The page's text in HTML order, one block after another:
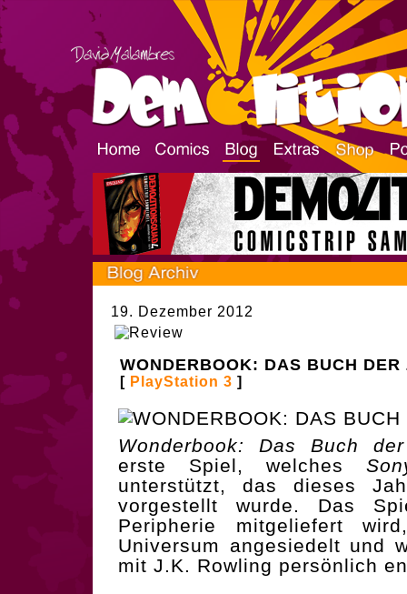
19. Dezember 2012
WONDERBOOK: DAS BUCH DER
[ PlayStation 3 ]
Wonderbook: Das Buch
erste Spiel, welches
unterstützt, das dieses
vorgestellt wurde. Das
Peripherie mitgeliefert
Universum angesiedelt und
mit J.K. Rowling persönlich